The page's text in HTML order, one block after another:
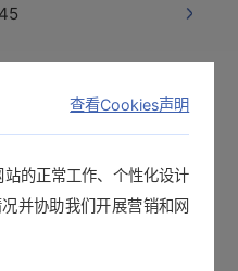
表
查看Cookies声明
的正常工作、个性化设计
并协助我们开展营销和网